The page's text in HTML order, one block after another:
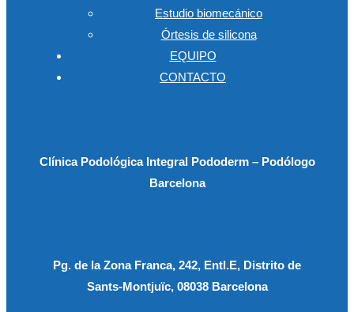
Estudio biomecánico
Órtesis de silicona
EQUIPO
CONTACTO
Clínica Podológica Integral Pododerm – Podólogo
Barcelona
Pg. de la Zona Franca, 242, Entl.E, Distrito de
Sants-Montjuïc, 08038 Barcelona